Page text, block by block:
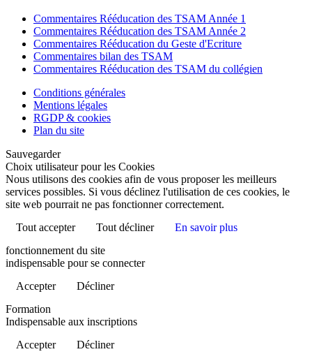
Commentaires Rééducation des TSAM Année 1
Commentaires Rééducation des TSAM Année 2
Commentaires Rééducation du Geste d'Ecriture
Commentaires bilan des TSAM
Commentaires Rééducation des TSAM du collégien
Conditions générales
Mentions légales
RGDP & cookies
Plan du site
Sauvegarder
Choix utilisateur pour les Cookies
Nous utilisons des cookies afin de vous proposer les meilleurs
services possibles. Si vous déclinez l'utilisation de ces cookies, le
site web pourrait ne pas fonctionner correctement.
Tout accepter
Tout décliner
En savoir plus
fonctionnement du site
indispensable pour se connecter
Accepter
Décliner
Formation
Indispensable aux inscriptions
Accepter
Décliner